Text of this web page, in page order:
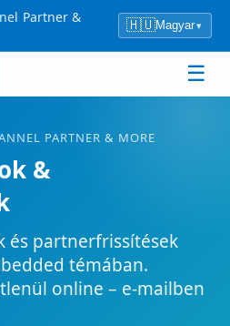
Partner &
🇭🇺Magyar▾
☰
PARTNER & MORE
&
és partnerfrissítések
témában.
online – e-mailben